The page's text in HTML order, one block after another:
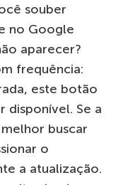
souber
no Google
aparecer?
frequência:
este botão
disponível. Se a
buscar
o
a atualização.